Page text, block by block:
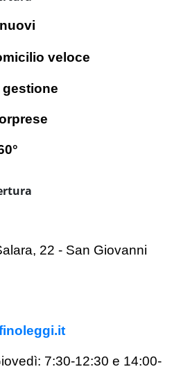
veloce
gestione
22 - San Giovanni
7:30-12:30 e 14:00-